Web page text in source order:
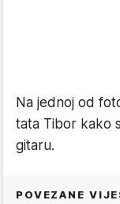
Na jednoj od
tata Tibor kako
gitaru.
POVEZANE